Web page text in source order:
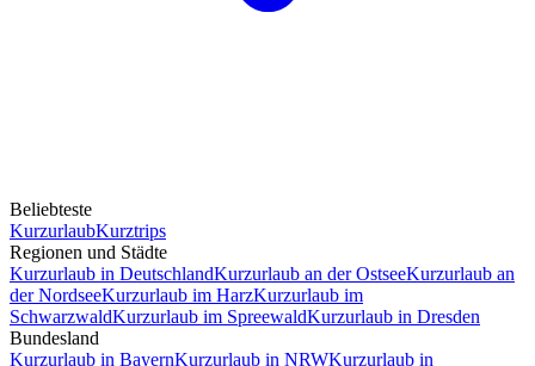
Beliebteste
KurzurlaubKurztrips
Regionen und Städte
Kurzurlaub in DeutschlandKurzurlaub an der OstseeKurzurlaub an
der NordseeKurzurlaub im HarzKurzurlaub im
SchwarzwaldKurzurlaub im SpreewaldKurzurlaub in Dresden
Bundesland
Kurzurlaub in BayernKurzurlaub in NRWKurzurlaub in